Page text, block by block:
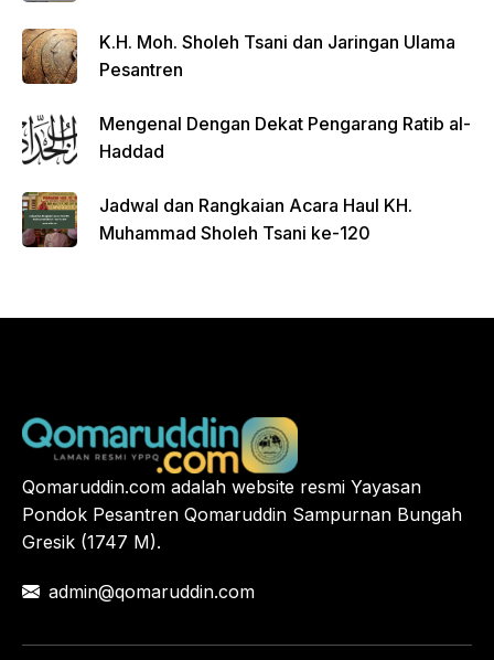
K.H. Moh. Sholeh Tsani dan Jaringan Ulama
Pesantren
Mengenal Dengan Dekat Pengarang Ratib al-
Haddad
Jadwal dan Rangkaian Acara Haul KH.
Muhammad Sholeh Tsani ke-120
Qomaruddin.com adalah website resmi Yayasan
Pondok Pesantren Qomaruddin Sampurnan Bungah
Gresik (1747 M).
admin@qomaruddin.com